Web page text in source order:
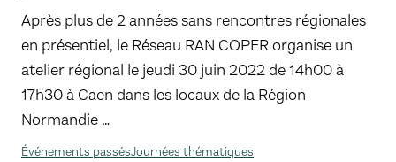
Après plus de 2 années sans rencontres régionales
en présentiel, le Réseau RAN COPER organise un
atelier régional le jeudi 30 juin 2022 de 14h00 à
17h30 à Caen dans les locaux de la Région
Normandie …
Événements passésJournées thématiques